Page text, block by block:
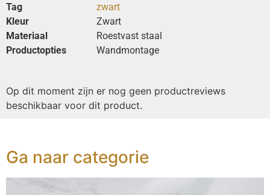
Tag
zwart
Kleur
Zwart
Materiaal
Roestvast staal
Productopties
Wandmontage
Op dit moment zijn er nog geen productreviews
beschikbaar voor dit product.
Ga naar categorie